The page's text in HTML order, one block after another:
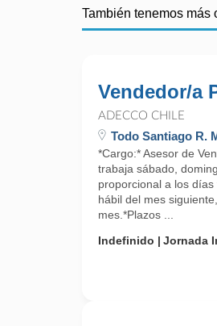
También tenemos más
Vendedor/a
ADECCO CHILE
Todo Santiago R.
*Cargo:* Asesor de
trabaja sábado,
proporcional a los
hábil del mes
mes.*Plazos ...
Indefinido
Jornada